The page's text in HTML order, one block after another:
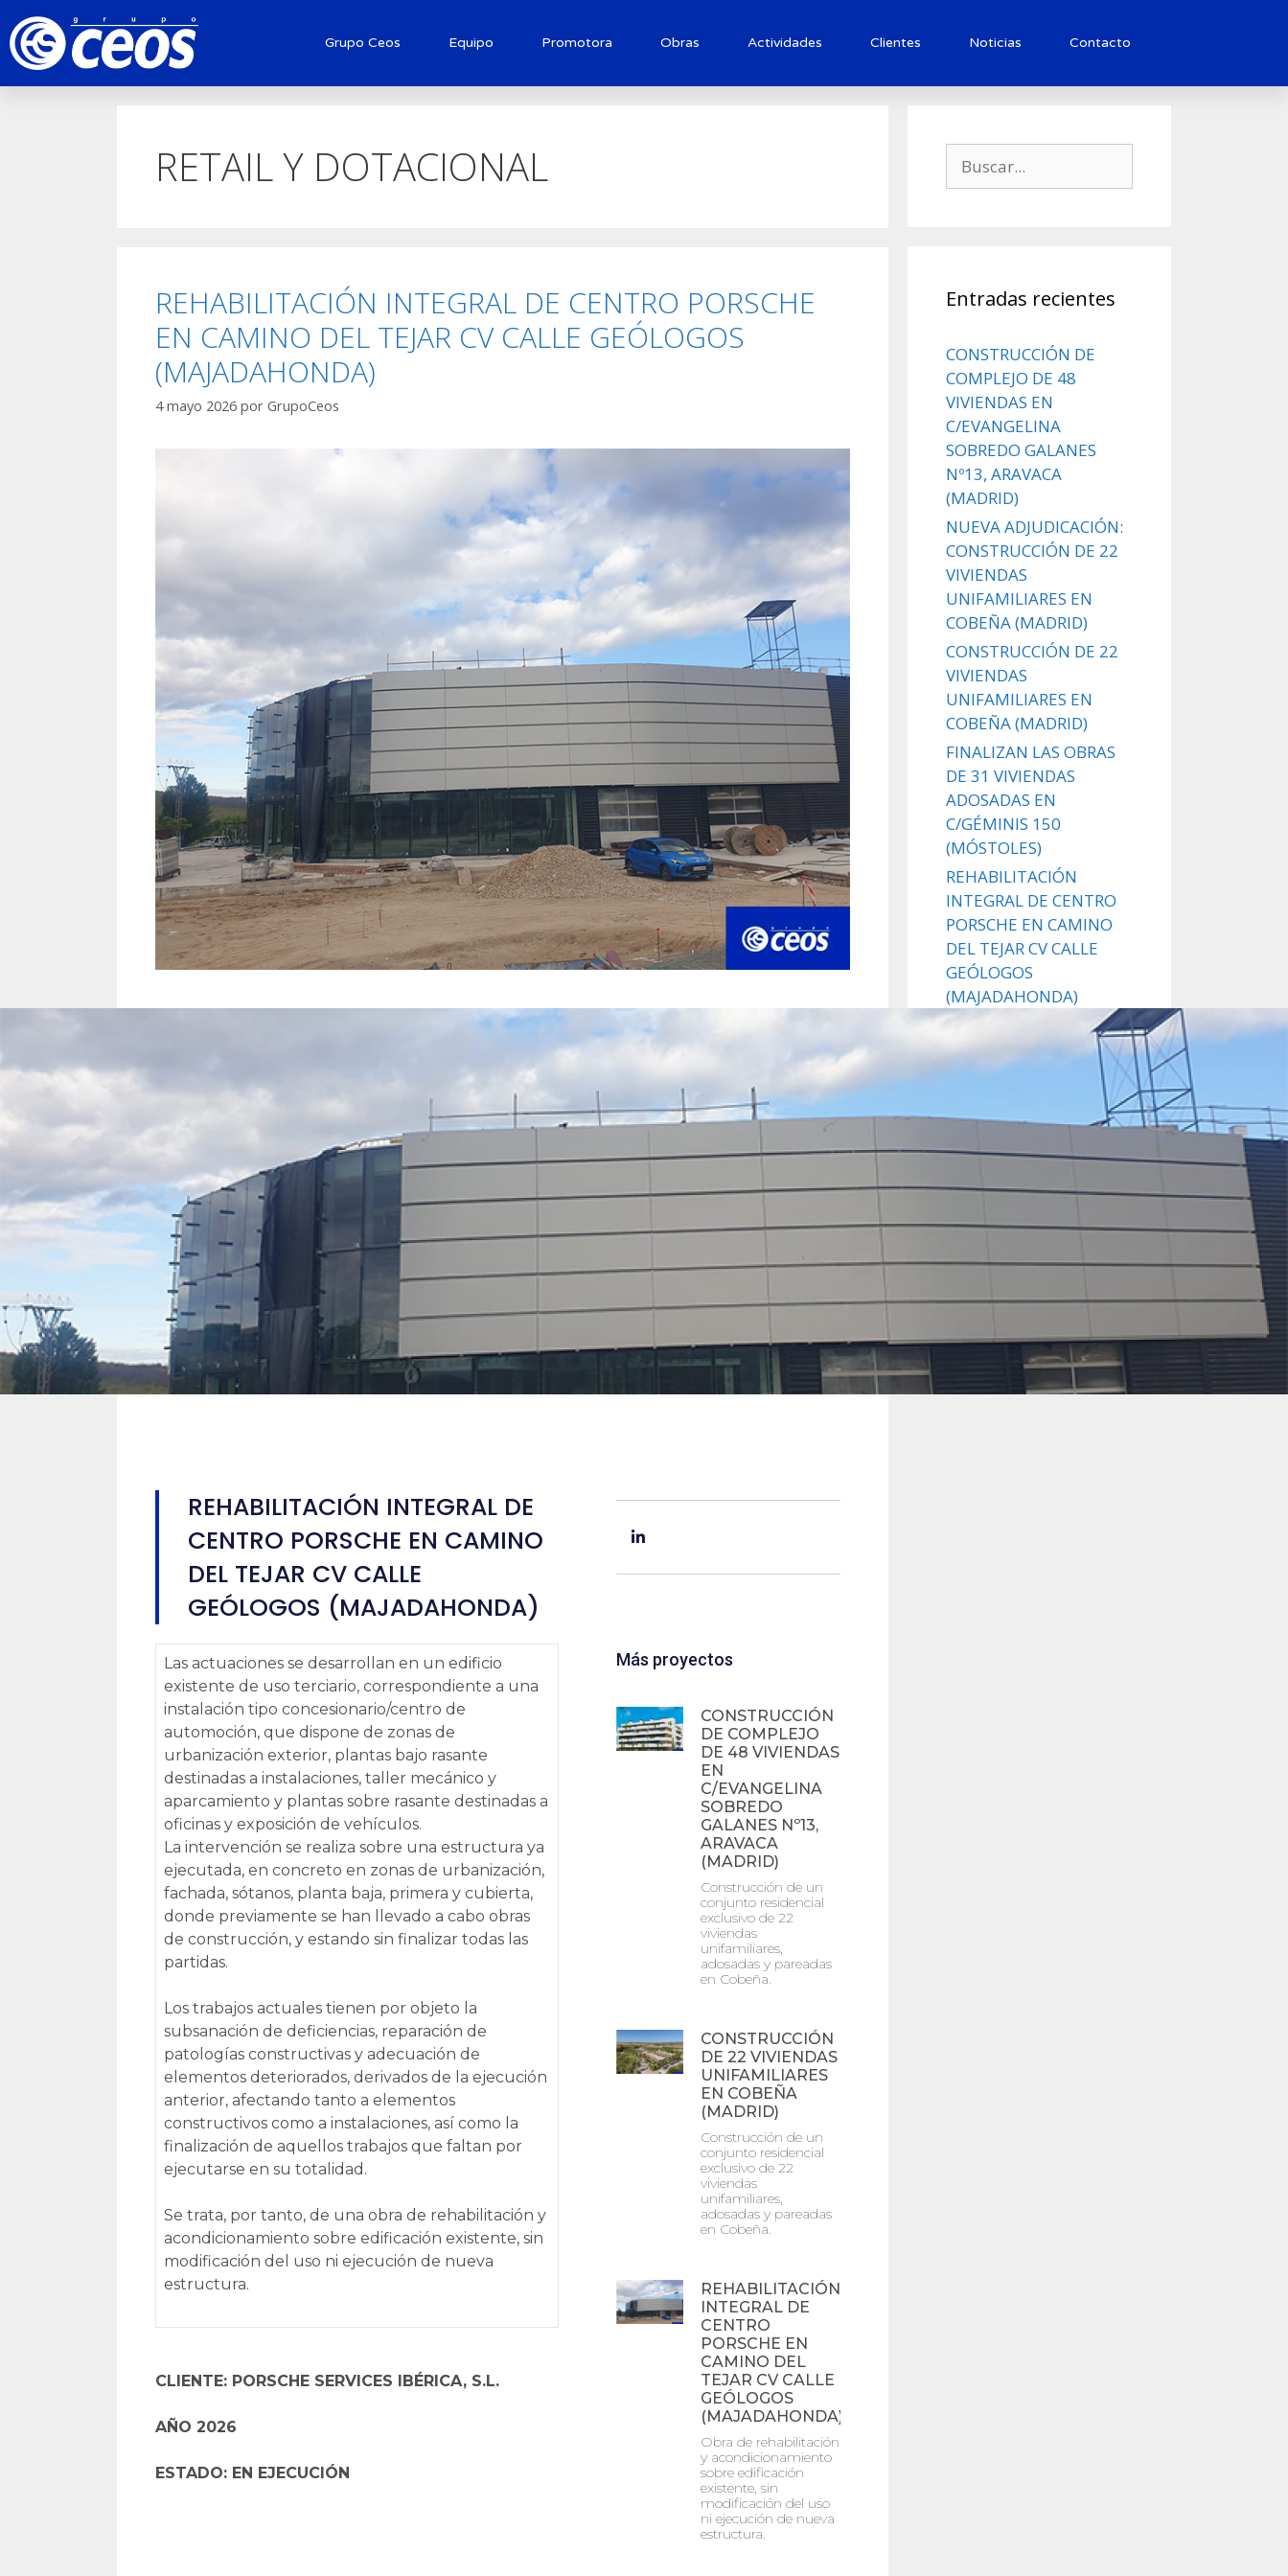
Grupo Ceos Equipo Promotora Obras Actividades Clientes Noticias Contacto
RETAIL Y DOTACIONAL
REHABILITACIÓN INTEGRAL DE CENTRO PORSCHE
EN CAMINO DEL TEJAR CV CALLE GEÓLOGOS
(MAJADAHONDA)
4 mayo 2026 por GrupoCeos
REHABILITACIÓN INTEGRAL DE
CENTRO PORSCHE EN CAMINO
DEL TEJAR CV CALLE
GEÓLOGOS (MAJADAHONDA)
Las actuaciones se desarrollan en un edificio
existente de uso terciario, correspondiente a una
instalación tipo concesionario/centro de
automoción, que dispone de zonas de
urbanización exterior, plantas bajo rasante
destinadas a instalaciones, taller mecánico y
aparcamiento y plantas sobre rasante destinadas a
oficinas y exposición de vehículos.
La intervención se realiza sobre una estructura ya
ejecutada, en concreto en zonas de urbanización,
fachada, sótanos, planta baja, primera y cubierta,
donde previamente se han llevado a cabo obras
de construcción, y estando sin finalizar todas las
partidas.
Los trabajos actuales tienen por objeto la
subsanación de deficiencias, reparación de
patologías constructivas y adecuación de
elementos deteriorados, derivados de la ejecución
anterior, afectando tanto a elementos
constructivos como a instalaciones, así como la
finalización de aquellos trabajos que faltan por
ejecutarse en su totalidad.
Se trata, por tanto, de una obra de rehabilitación y
acondicionamiento sobre edificación existente, sin
modificación del uso ni ejecución de nueva
estructura.
CLIENTE: PORSCHE SERVICES IBÉRICA, S.L.
AÑO 2026
ESTADO: EN EJECUCIÓN
Más proyectos
CONSTRUCCIÓN
DE COMPLEJO
DE 48 VIVIENDAS
EN
C/EVANGELINA
SOBREDO
GALANES Nº13,
ARAVACA
(MADRID)
Construcción de un
conjunto residencial
exclusivo de 22
viviendas
unifamiliares,
adosadas y pareadas
en Cobeña.
CONSTRUCCIÓN
DE 22 VIVIENDAS
UNIFAMILIARES
EN COBEÑA
(MADRID)
Construcción de un
conjunto residencial
exclusivo de 22
viviendas
unifamiliares,
adosadas y pareadas
en Cobeña.
REHABILITACIÓN
INTEGRAL DE
CENTRO
PORSCHE EN
CAMINO DEL
TEJAR CV CALLE
GEÓLOGOS
(MAJADAHONDA)
Obra de rehabilitación
y acondicionamiento
sobre edificación
existente, sin
modificación del uso
ni ejecución de nueva
estructura.
Entradas recientes
CONSTRUCCIÓN DE
COMPLEJO DE 48
VIVIENDAS EN
C/EVANGELINA
SOBREDO GALANES
Nº13, ARAVACA
(MADRID)
NUEVA ADJUDICACIÓN:
CONSTRUCCIÓN DE 22
VIVIENDAS
UNIFAMILIARES EN
COBEÑA (MADRID)
CONSTRUCCIÓN DE 22
VIVIENDAS
UNIFAMILIARES EN
COBEÑA (MADRID)
FINALIZAN LAS OBRAS
DE 31 VIVIENDAS
ADOSADAS EN
C/GÉMINIS 150
(MÓSTOLES)
REHABILITACIÓN
INTEGRAL DE CENTRO
PORSCHE EN CAMINO
DEL TEJAR CV CALLE
GEÓLOGOS
(MAJADAHONDA)